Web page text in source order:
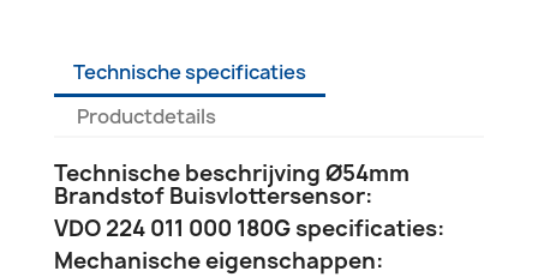
Technische specificaties
Productdetails
Technische beschrijving Ø54mm
Brandstof Buisvlottersensor:
VDO 224 011 000 180G specificaties:
Mechanische eigenschappen: